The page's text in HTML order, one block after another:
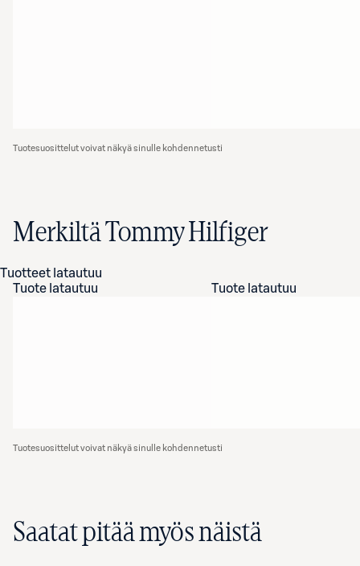
Tuotesuosittelut voivat näkyä sinulle kohdennetusti
Merkiltä Tommy Hilfiger
Tuotteet latautuu
Tuote latautuu
Tuote latautuu
Tuotesuosittelut voivat näkyä sinulle kohdennetusti
Saatat pitää myös näistä